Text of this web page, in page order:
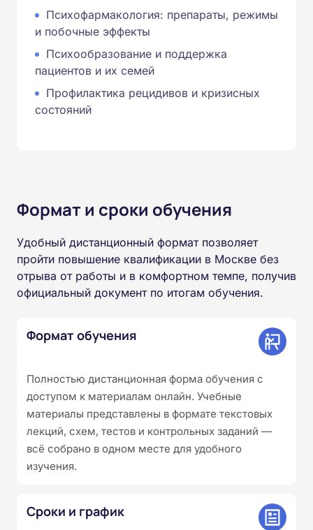
Психофармакология: препараты, режимы
и побочные эффекты
Психообразование и поддержка
пациентов и их семей
Профилактика рецидивов и кризисных
состояний
Формат и сроки обучения
Удобный дистанционный формат позволяет
пройти повышение квалификации в Москве без
отрыва от работы и в комфортном темпе, получив
официальный документ по итогам обучения.
Формат обучения
Полностью дистанционная форма обучения с
доступом к материалам онлайн. Учебные
материалы представлены в формате текстовых
лекций, схем, тестов и контрольных заданий —
всё собрано в одном месте для удобного
изучения.
Сроки и график